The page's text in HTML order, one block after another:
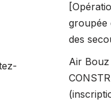
groupée
des
Air